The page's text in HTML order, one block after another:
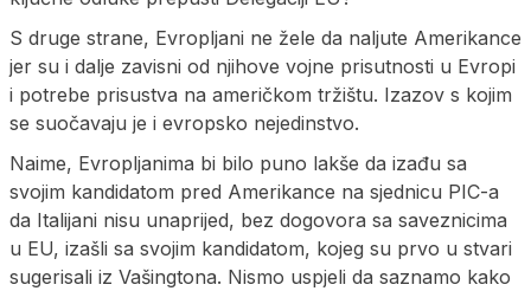
S druge strane, Evropljani ne žele da naljute Amerikance
jer su i dalje zavisni od njihove vojne prisutnosti u Evropi
i potrebe prisustva na američkom tržištu. Izazov s kojim
se suočavaju je i evropsko nejedinstvo.
Naime, Evropljanima bi bilo puno lakše da izađu sa
svojim kandidatom pred Amerikance na sjednicu PIC-a
da Italijani nisu unaprijed, bez dogovora sa saveznicima
u EU, izašli sa svojim kandidatom, kojeg su prvo u stvari
sugerisali iz Vašingtona. Nismo uspjeli da saznamo kako